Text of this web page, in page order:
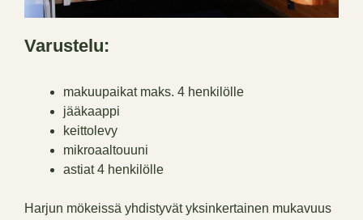
Varustelu:
makuupaikat maks. 4 henkilölle
jääkaappi
keittolevy
mikroaaltouuni
astiat 4 henkilölle
Harjun mökeissä yhdistyvät yksinkertainen mukavuus